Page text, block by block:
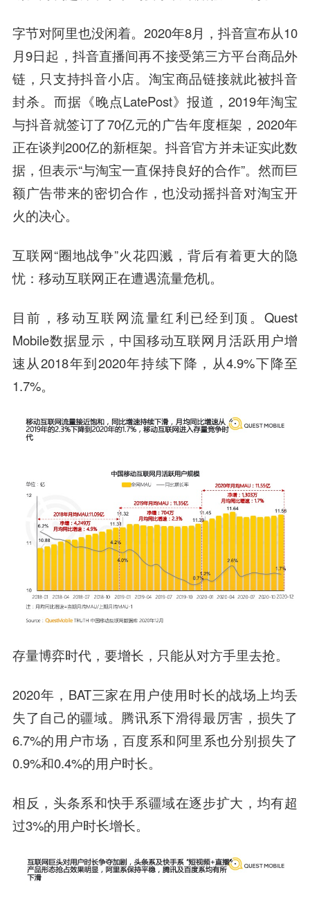
字节对阿里也没闲着。2020年8月，抖音宣布从10
月9日起，抖音直播间再不接受第三方平台商品外
链，只支持抖音小店。淘宝商品链接就此被抖音
封杀。而据《晚点LatePost》报道，2019年淘宝
与抖音就签订了70亿元的广告年度框架，2020年
正在谈判200亿的新框架。抖音官方并未证实此数
据，但表示“与淘宝一直保持良好的合作”。然而巨
额广告带来的密切合作，也没动摇抖音对淘宝开
火的决心。
互联网“圈地战争”火花四溅，背后有着更大的隐
忧： 移动互联网正在遭遇流量危机。
目前，移动互联网流量红利已经到顶。Quest
Mobile数据显示， 中国移动互联网月活跃用户增
速从2018年到2020年持续下降，从4.9%下降至
1.7%。
存量博弈时代，要增长，只能从对方手里去抢。
2020年，BAT三家在用户使用时长的战场上均丢
失了自己的疆域。腾讯系下滑得最厉害，损失了
6.7%的用户市场，百度系和阿里系也分别损失了
0.9%和0.4%的用户时长。
相反，头条系和快手系疆域在逐步扩大，均有超
过3%的用户时长增长。